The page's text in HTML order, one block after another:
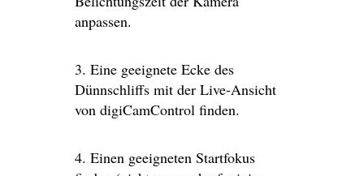
anpassen.
3. Eine geeignete Ecke des
Dünnschliffs mit der Live-Ansicht
von digiCamControl finden.
4. Einen geeigneten Startfokus